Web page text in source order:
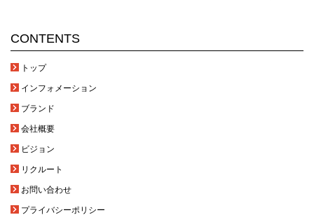
CONTENTS
トップ
インフォメーション
ブランド
会社概要
ビジョン
リクルート
お問い合わせ
プライバシーポリシー